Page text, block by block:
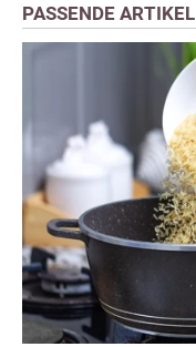
PASSENDE ARTIKEL